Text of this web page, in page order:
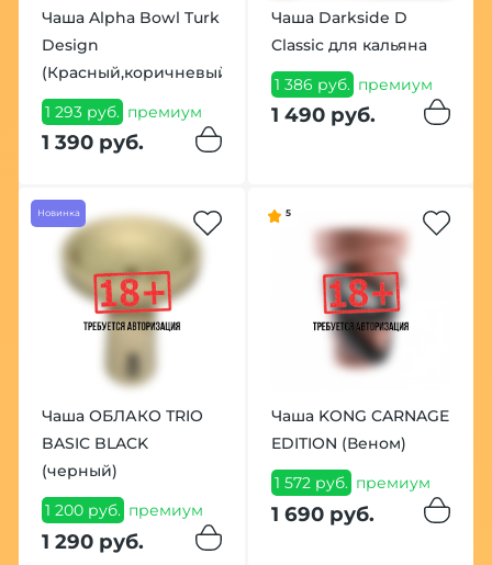
Чаша Alpha Bowl Turk
Design
(Красный,коричневый)
1 293 руб. премиум
1 390 руб.
Чаша Darkside D
Classic для кальяна
1 386 руб. премиум
1 490 руб.
Новинка
Чаша ОБЛАКО ТRIO
BASIC BLACK
(черный)
1 200 руб. премиум
1 290 руб.
5
Чаша KONG CARNAGE
EDITION (Веном)
1 572 руб. премиум
1 690 руб.